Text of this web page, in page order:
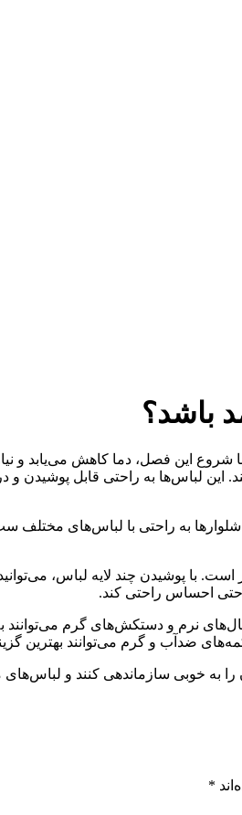
باشد؟
این فصل، دما کاهش می‌یابد و نیاز
این لباس‌ها به راحتی قابل پوشیدن
شلوارها به راحتی با لباس‌های
است. با پوشیدن چند لایه لباس،
احساس راحتی کند.
نرم و دستکش‌های گرم می‌توانند
ضدآب و گرم می‌توانند بهترین
را به خوبی سازماندهی کنند و
*